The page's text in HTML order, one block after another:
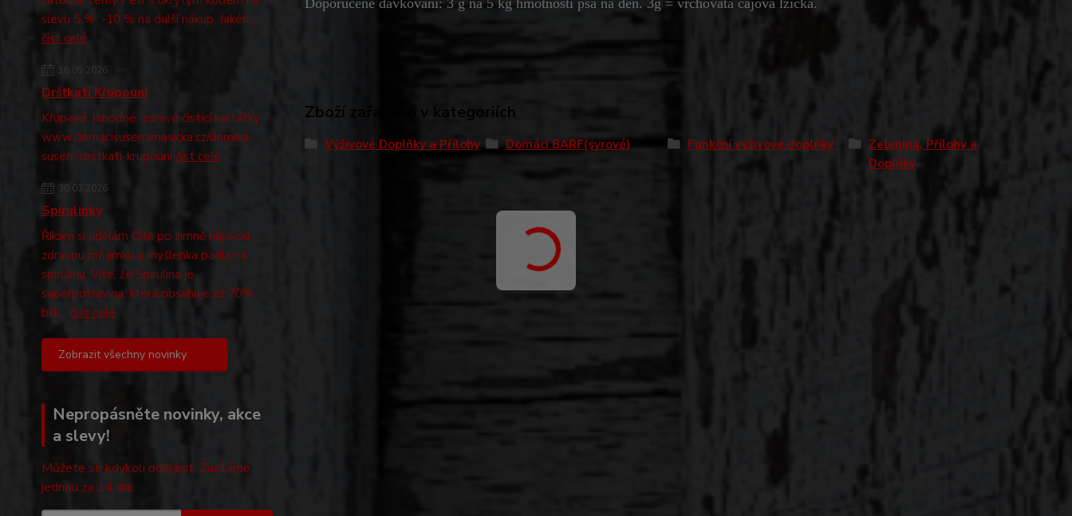
slevu 5 % -10 % na další nákup. Jakéh...
číst celé
16.05.2026
Dršťkatí Křupouni
Křupavé, lahodné, zdravé čistící kartáčky
www.domacisusenamasicka.cz/domaci-
suseni-drstkati-krupouni číst celé
30.03.2026
Spirulinky
Říkám si udělám Čitě po zimně nějakou
zdravou mňamku a myšlenka padla na
spirulinu. Víte, že Spirulina je
superpotravina, která obsahuje až 70%
bílk... číst celé
Zobrazit všechny novinky
Nepropásněte novinky, akce
a slevy!
Můžete se kdykoli odhlásit. Zasíláme
jednou za 14 dní.
Doporučené dávkování: 3 g na 5 kg hmotnosti psa na den. 3g = vrchovatá čajová lžička.
Zboží zařazeno v kategoriích
Výživové Doplňky a Přílohy Domácí BARF(syrové) Funkční výživové doplňky
Zelenina, Přílohy a
Doplňky